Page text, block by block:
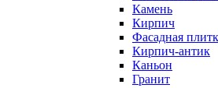
Камень
Кирпич
Фасадная
Кирпич-антик
Каньон
Гранит